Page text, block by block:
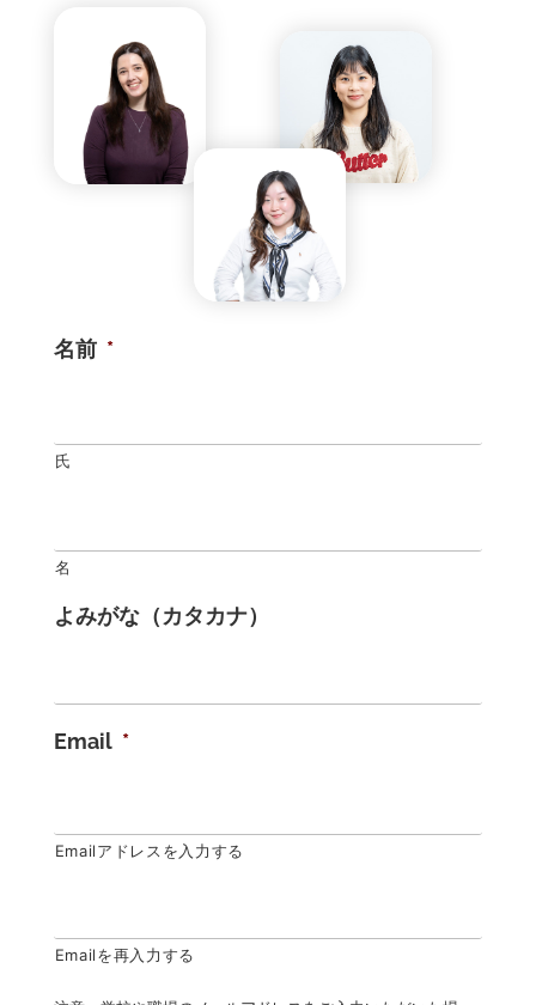
名前 *
氏
名
よみがな（カタカナ）
Email *
Emailアドレスを入力する
Emailを再入力する